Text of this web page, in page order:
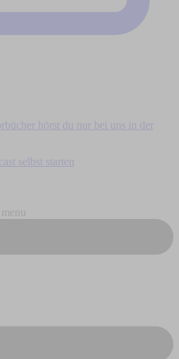
hörst du nur bei uns in der
selbst starten